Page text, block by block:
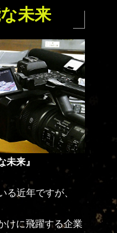
未来
未来』
る近年ですが、
けに飛躍する企業